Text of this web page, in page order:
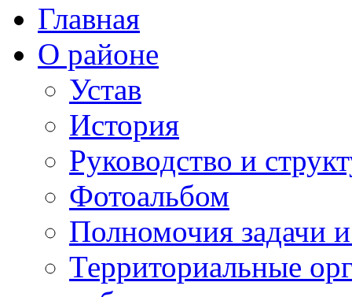
Главная
О районе
Устав
История
Руководство и
Фотоальбом
Полномочия задачи
Территориальные